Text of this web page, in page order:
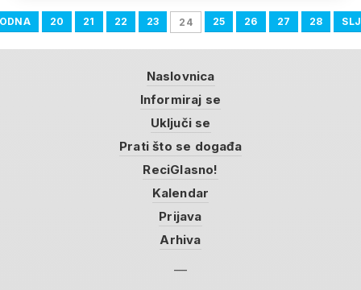
20 21 22 23 24 25 26 27 28
Naslovnica
Informiraj se
Uključi se
Prati što se događa
ReciGlasno!
Kalendar
Prijava
Arhiva